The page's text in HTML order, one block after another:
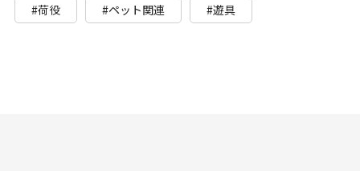
#荷役 #ペット関連 #遊具